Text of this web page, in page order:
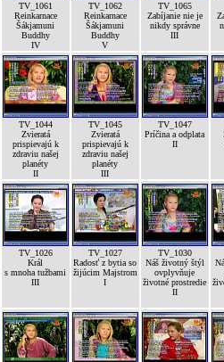
TV_1061
Reinkarnace
Šákjamuni
Buddhy
IV
TV_1062
Reinkarnace
Šákjamuni
Buddhy
V
TV_1065
Zabíjanie nie je
nikdy správne
III
TV_1044
Zvieratá
prispievajú k
zdraviu našej
planéty
II
TV_1045
Zvieratá
prispievajú k
zdraviu našej
planéty
III
TV_1047
Príčina a odplata
II
TV_1026
Král
s mnoha tužbami
III
TV_1027
Radosť z bytia so
žijúcim Majstrom
I
TV_1030
Náš životný štýl
ovplyvňuje
životné prostredie
II